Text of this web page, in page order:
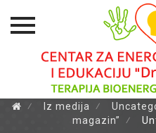
Skip⁄ Iz medija ⁄
magazin”
⁄